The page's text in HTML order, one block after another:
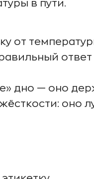
в пути.
от
дно — оно
оно